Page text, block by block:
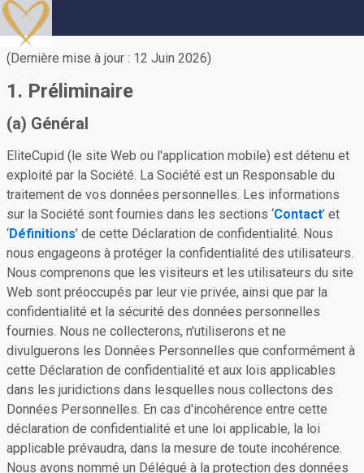
(Dernière mise à jour : 12 Juin 2026)
1. Préliminaire
(a) Général
EliteCupid (le site Web ou l'application mobile) est détenu et
exploité par la Société. La Société est un Responsable du
traitement de vos données personnelles. Les informations
sur la Société sont fournies dans les sections ‘Contact’ et
‘Définitions’ de cette Déclaration de confidentialité. Nous
nous engageons à protéger la confidentialité des utilisateurs.
Nous comprenons que les visiteurs et les utilisateurs du site
Web sont préoccupés par leur vie privée, ainsi que par la
confidentialité et la sécurité des données personnelles
fournies. Nous ne collecterons, n'utiliserons et ne
divulguerons les Données Personnelles que conformément à
cette Déclaration de confidentialité et aux lois applicables
dans les juridictions dans lesquelles nous collectons des
Données Personnelles. En cas d'incohérence entre cette
déclaration de confidentialité et une loi applicable, la loi
applicable prévaudra, dans la mesure de toute incohérence.
Nous avons nommé un Délégué à la protection des données